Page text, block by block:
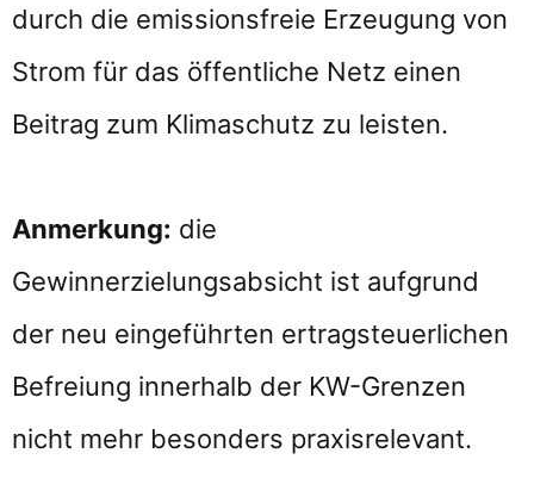
durch die emissionsfreie Erzeugung von
Strom für das öffentliche Netz einen
Beitrag zum Klimaschutz zu leisten.
Anmerkung: die
Gewinnerzielungsabsicht ist aufgrund
der neu eingeführten ertragsteuerlichen
Befreiung innerhalb der KW-Grenzen
nicht mehr besonders praxisrelevant.